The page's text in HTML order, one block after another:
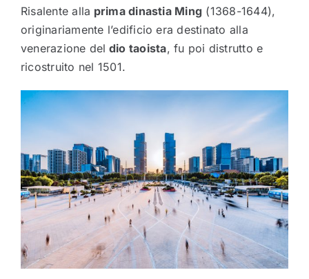
Risalente alla prima dinastia Ming (1368-1644),
originariamente l’edificio era destinato alla
venerazione del dio taoista, fu poi distrutto e
ricostruito nel 1501.